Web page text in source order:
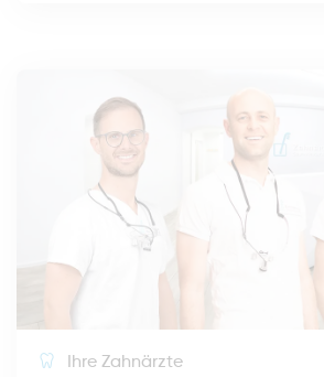
Ihre Zahnärzte